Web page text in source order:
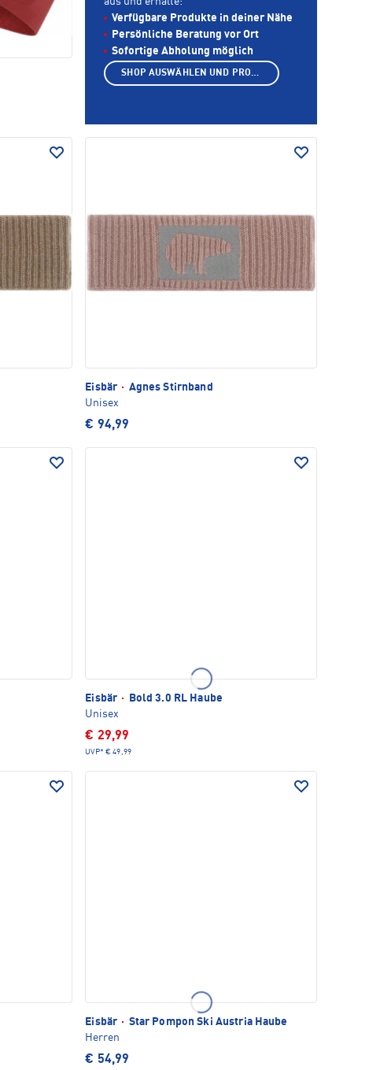
Eisbär · Agnes Stirnband
Unisex
€ 94,99
Eisbär ·
Bold 3.0 RL Haube
Unisex
€ 29,99
UVP* € 49,99
Eisbär · Star Pompon Ski Austria Haube
Herren
€ 54,99
Verfügbare Produkte in deiner Nähe
Persönliche Beratung vor Ort
Sofortige Abholung möglich
SHOP AUSWÄHLEN UND PRODUKTE ANZEIGEN